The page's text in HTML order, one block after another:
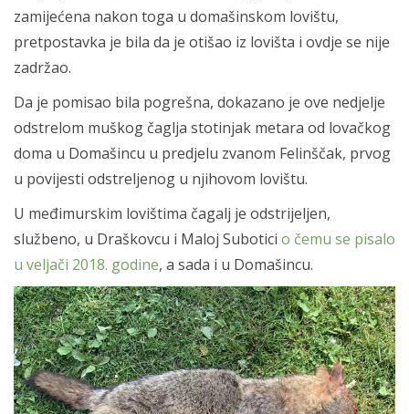
zamijećena nakon toga u domašinskom lovištu,
pretpostavka je bila da je otišao iz lovišta i ovdje se nije
zadržao.
Da je pomisao bila pogrešna, dokazano je ove nedjelje
odstrelom muškog čaglja stotinjak metara od lovačkog
doma u Domašincu u predjelu zvanom Felinščak, prvog
u povijesti odstreljenog u njihovom lovištu.
U međimurskim lovištima čagalj je odstrijeljen,
službeno, u Draškovcu i Maloj Subotici o čemu se pisalo
u veljači 2018. godine, a sada i u Domašincu.